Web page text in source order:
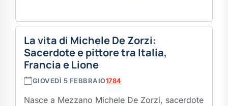
La vita di Michele De Zorzi:
Sacerdote e pittore tra Italia,
Francia e Lione
GIOVEDÌ 5 FEBBRAIO1784
Nasce a Mezzano Michele De Zorzi, sacerdote